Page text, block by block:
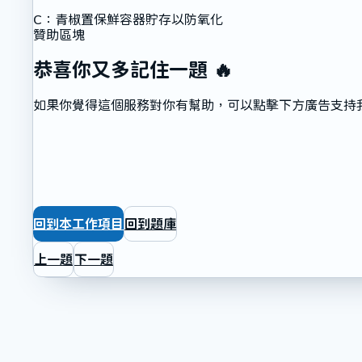
C ： 青椒置保鮮容器貯存以防氧化
贊助區塊
恭喜你又多記住一題 🔥
如果你覺得這個服務對你有幫助，可以點擊下方廣告支持
回到本工作項目 回到題庫
上一題下一題